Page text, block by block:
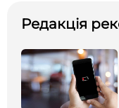
Редакція